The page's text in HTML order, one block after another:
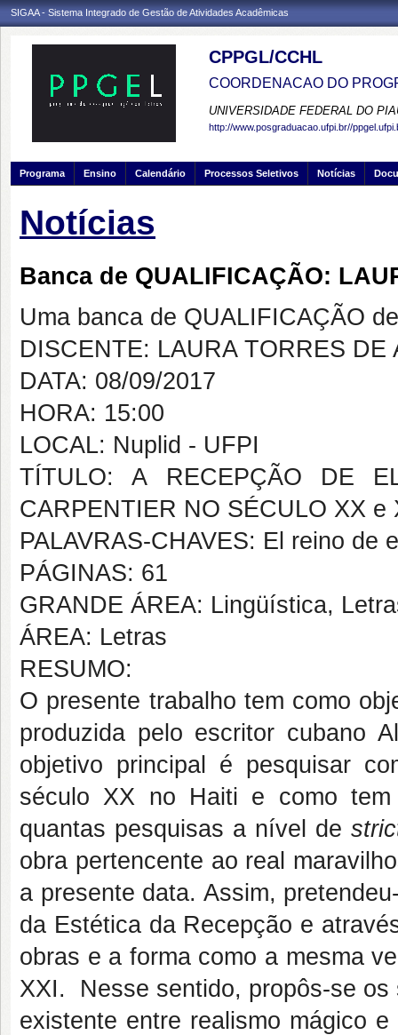
SIGAA - Sistema Integrado de Gestão de Atividades Acadêmicas
CPPGL/CCHL
COORDENACAO DO
UNIVERSIDADE FEDERAL DO
http://www.posgraduacao.ufpi.br//
Programa Ensino Calendário Processos Seletivos Notícias
Notícias
Banca de QUALIFICAÇÃO:
Uma banca de QUALIFICAÇÃO
DISCENTE: LAURA TORRES DE
DATA: 08/09/2017
HORA: 15:00
LOCAL: Nuplid - UFPI
TÍTULO: A RECEPÇÃO DE
CARPENTIER NO SÉCULO XX e
PALAVRAS-CHAVES: El reino de
PÁGINAS: 61
GRANDE ÁREA: Lingüística,
ÁREA: Letras
RESUMO:
O presente trabalho tem como
produzida pelo escritor cubano
objetivo principal é pesquisar
século XX no Haiti e como
quantas pesquisas a nível de
obra pertencente ao real
a presente data. Assim,
da Estética da Recepção e
obras e a forma como a mesma
XXI. Nesse sentido, propôs-se os
existente entre realismo mágico